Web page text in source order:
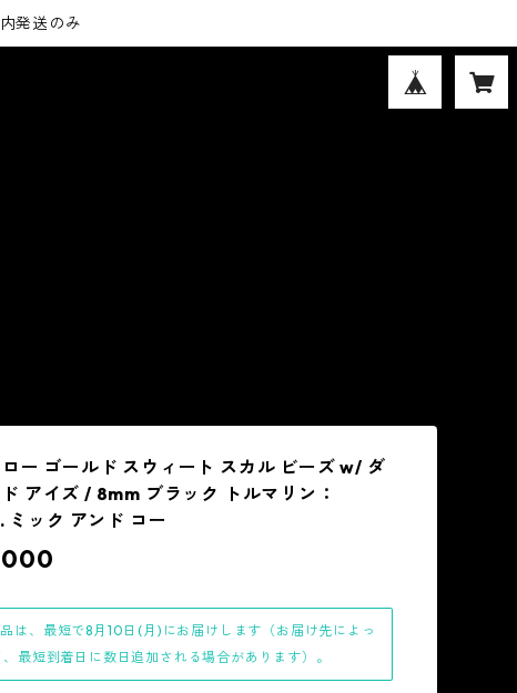
発送のみ
ー ゴールド スウィート スカル ビーズ w/ ダ
アイズ / 8mm ブラック トルマリン：
ミック アンド コー
は、最短で8月10日(月)にお届けします（お届け先によっ
、最短到着日に数日追加される場合があります）。